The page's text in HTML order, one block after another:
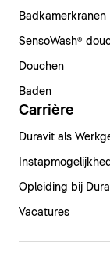
Badkamerkranen
SensoWash®
Douchen
Baden
Carrière
Duravit als
Opleiding bij
Vacatures